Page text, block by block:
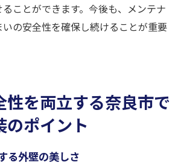
ことができます。今後も、メンテナ
いの安全性を確保し続けることが重要
性を両立する奈良市で
のポイント
る外壁の美しさ